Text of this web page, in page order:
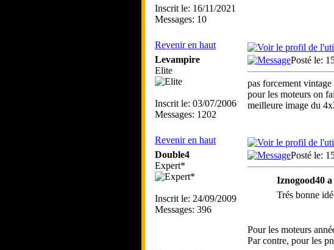
Inscrit le: 16/11/2021
Messages: 10
Revenir en haut
Levampire
Elite
Inscrit le: 03/07/2006
Messages: 1202
Posté le:
pas forcement vintage
pour les moteurs on
meilleure image du
Revenir en haut
Double4
Expert*
Inscrit le: 24/09/2009
Messages: 396
Posté le:
Iznogood40
Trés bonne
Pour les moteurs
Par contre, pour les